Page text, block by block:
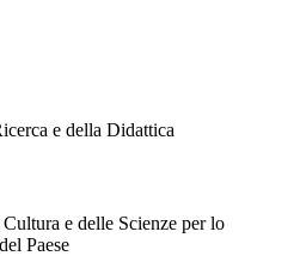
e della Didattica
e delle Scienze per lo
Paese